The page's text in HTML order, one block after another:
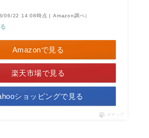
06/22 14:08時点 | Amazon調べ）
Amazonで見る
楽天市場で見る
ショッピングで見る
ポチップ